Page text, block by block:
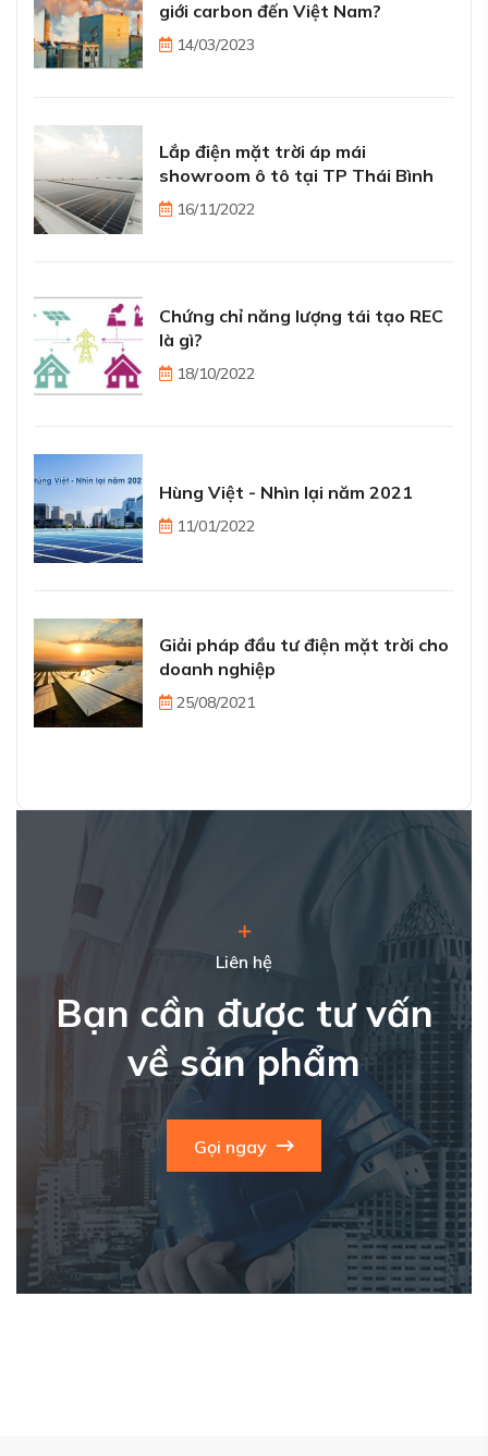
giới carbon đến Việt Nam?
14/03/2023
Lắp điện mặt trời áp mái
showroom ô tô tại TP Thái Bình
16/11/2022
Chứng chỉ năng lượng tái tạo REC
là gì?
18/10/2022
Hùng Việt - Nhìn lại năm 2021
11/01/2022
Giải pháp đầu tư điện mặt trời cho
doanh nghiệp
25/08/2021
Liên hệ
Bạn cần được tư vấn
về sản phẩm
Gọi ngay